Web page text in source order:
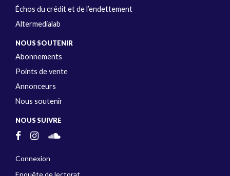
Échos du crédit et de l’endettement
Altermedialab
NOUS SOUTENIR
Abonnements
Points de vente
Annonceurs
Nous soutenir
NOUS SUIVRE
Connexion